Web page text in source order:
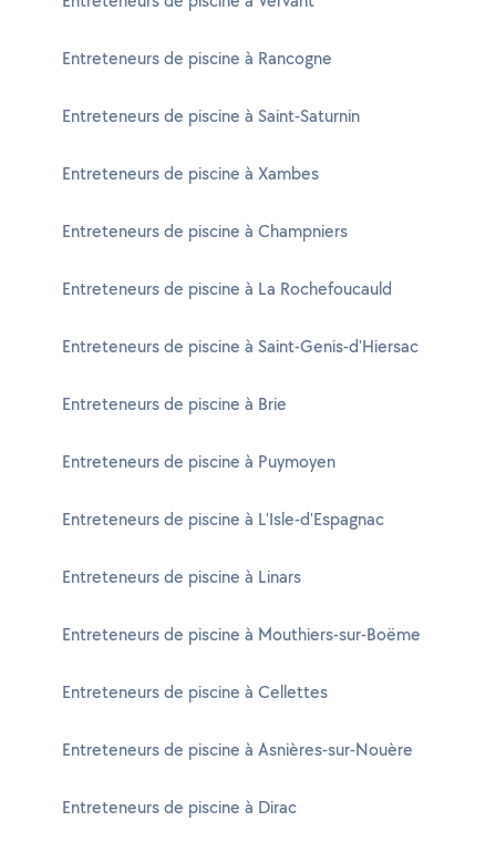
Entreteneurs de piscine à Rancogne
Entreteneurs de piscine à Saint-Saturnin
Entreteneurs de piscine à Xambes
Entreteneurs de piscine à Champniers
Entreteneurs de piscine à La Rochefoucauld
Entreteneurs de piscine à Saint-Genis-d'Hiersac
Entreteneurs de piscine à Brie
Entreteneurs de piscine à Puymoyen
Entreteneurs de piscine à L'Isle-d'Espagnac
Entreteneurs de piscine à Linars
Entreteneurs de piscine à Mouthiers-sur-Boëme
Entreteneurs de piscine à Cellettes
Entreteneurs de piscine à Asnières-sur-Nouère
Entreteneurs de piscine à Dirac